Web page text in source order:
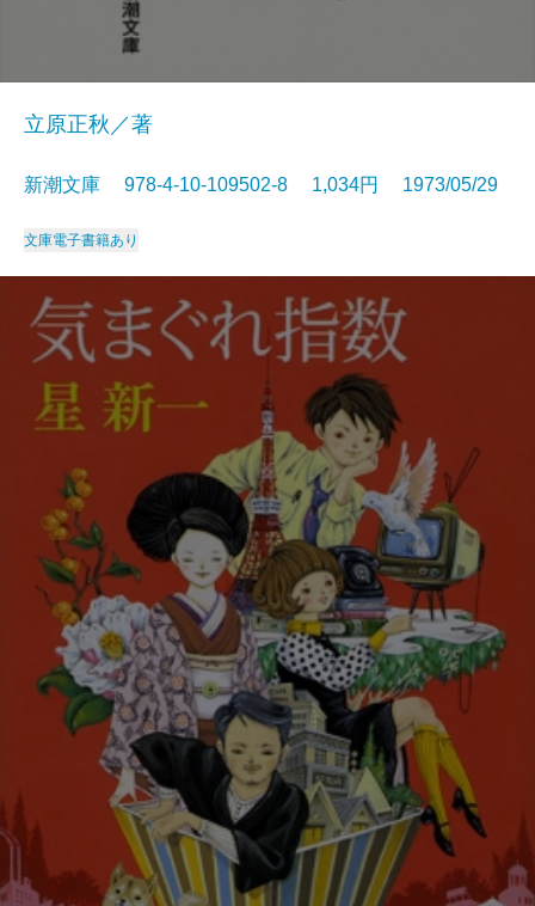
立原正秋／著
新潮文庫 978-4-10-109502-8 1,034円 1973/05/29
文庫電子書籍あり